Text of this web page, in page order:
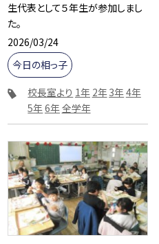
生代表として５年生が参加しまし
た。
2026/03/24
今日の相っ子
校長室より 1年 2年3年4年
5年6年全学年